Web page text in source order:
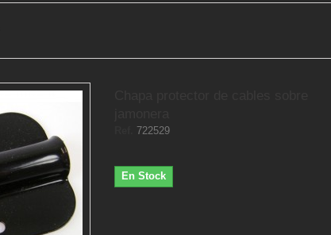
722529
En Stock